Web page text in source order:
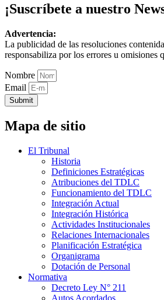
¡Suscríbete a nuestro
Advertencia:
La publicidad de las resoluciones
responsabiliza por los errores u omisiones
Nombre
Email
Submit
Mapa de sitio
El Tribunal
Historia
Definiciones Estratégicas
Atribuciones del TDLC
Funcionamiento del TDLC
Integración Actual
Integración Histórica
Actividades Institucionales
Relaciones Internacionales
Planificación Estratégica
Organigrama
Dotación de Personal
Normativa
Decreto Ley N° 211